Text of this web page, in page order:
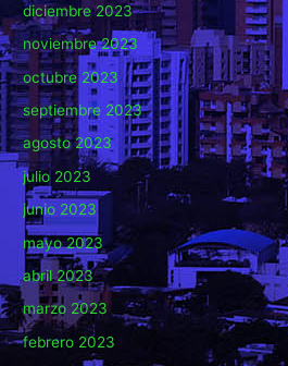
diciembre 2023
noviembre 2023
octubre 2023
septiembre 2023
agosto 2023
julio 2023
junio 2023
mayo 2023
abril 2023
marzo 2023
febrero 2023